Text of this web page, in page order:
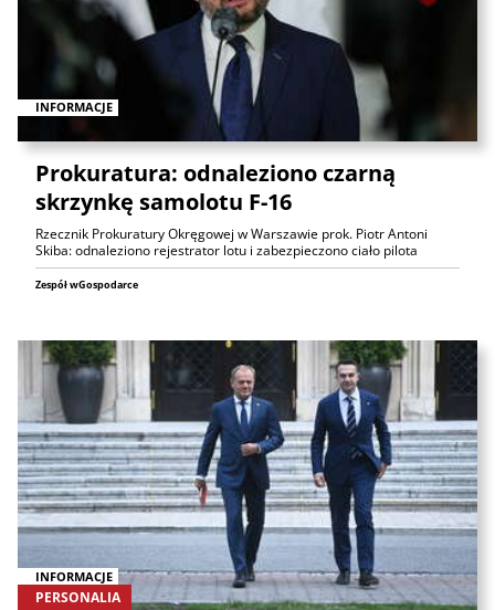
INFORMACJE
Prokuratura: odnaleziono czarną
skrzynkę samolotu F-16
Rzecznik Prokuratury Okręgowej w Warszawie prok. Piotr Antoni
Skiba: odnaleziono rejestrator lotu i zabezpieczono ciało pilota
Zespół wGospodarce
INFORMACJE
PERSONALIA